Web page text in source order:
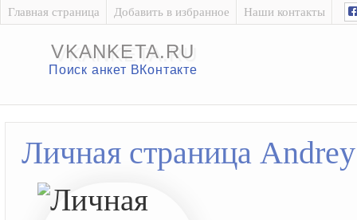
Главная страница Добавить в избранное Наши контакты
VKANKETA.RU
Поиск анкет ВКонтакте
Личная страница